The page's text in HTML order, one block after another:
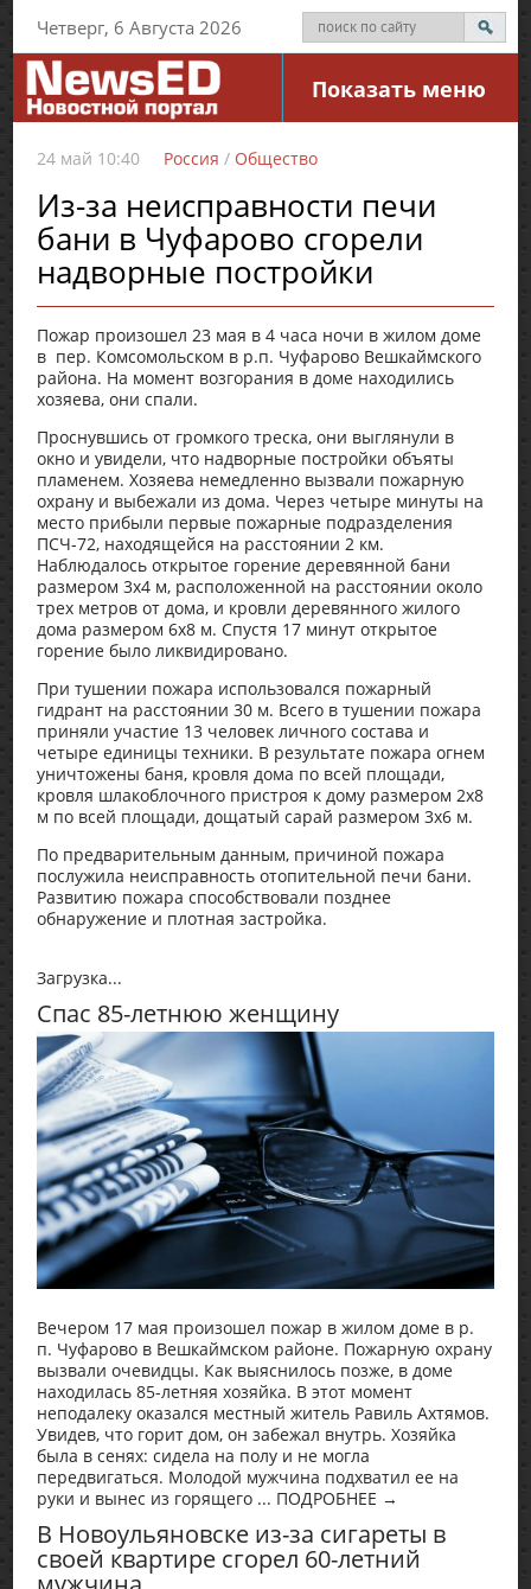
Четверг, 6 Августа 2026
Показать меню
24 май 10:40 Россия / Общество
Из-за неисправности печи
бани в Чуфарово сгорели
надворные постройки
Пожар произошел 23 мая в 4 часа ночи в жилом доме
в пер. Комсомольском в р.п. Чуфарово Вешкаймского
района. На момент возгорания в доме находились
хозяева, они спали.
Проснувшись от громкого треска, они выглянули в
окно и увидели, что надворные постройки объяты
пламенем. Хозяева немедленно вызвали пожарную
охрану и выбежали из дома. Через четыре минуты на
место прибыли первые пожарные подразделения
ПСЧ-72, находящейся на расстоянии 2 км.
Наблюдалось открытое горение деревянной бани
размером 3х4 м, расположенной на расстоянии около
трех метров от дома, и кровли деревянного жилого
дома размером 6х8 м. Спустя 17 минут открытое
горение было ликвидировано.
При тушении пожара использовался пожарный
гидрант на расстоянии 30 м. Всего в тушении пожара
приняли участие 13 человек личного состава и
четыре единицы техники. В результате пожара огнем
уничтожены баня, кровля дома по всей площади,
кровля шлакоблочного пристроя к дому размером 2х8
м по всей площади, дощатый сарай размером 3х6 м.
По предварительным данным, причиной пожара
послужила неисправность отопительной печи бани.
Развитию пожара способствовали позднее
обнаружение и плотная застройка.
Загрузка...
Спас 85-летнюю женщину
Вечером 17 мая произошел пожар в жилом доме в р.
п. Чуфарово в Вешкаймском районе. Пожарную охрану
вызвали очевидцы. Как выяснилось позже, в доме
находилась 85-летняя хозяйка. В этот момент
неподалеку оказался местный житель Равиль Ахтямов.
Увидев, что горит дом, он забежал внутрь. Хозяйка
была в сенях: сидела на полу и не могла
передвигаться. Молодой мужчина подхватил ее на
руки и вынес из горящего ... ПОДРОБНЕЕ →
В Новоульяновске из-за сигареты в
своей квартире сгорел 60-летний